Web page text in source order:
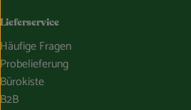
Lieferservice
Häufige Fragen
Probelieferung
Bürokiste
B2B